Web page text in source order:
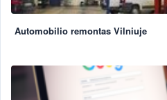
Automobilio remontas Vilniuje